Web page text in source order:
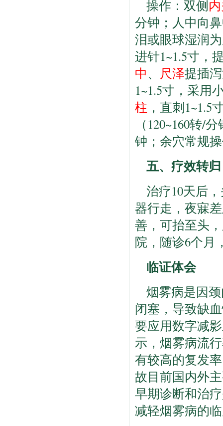
操作：双侧
分钟；人中向
泪或眼球湿润
进针1~1.5寸，
中、 尺泽提插
1~1.5寸，采用
柱 ，直刺
（120~160转/
钟；余穴常规
五、疗效转归
治疗10天后
器行走，夜寐
善，可抬至头
院，随诊6个月
临证体会
烟雾病是因
闭塞，导致缺
要应用数字减
示，烟雾病流
有较高的复发
故目前国内外
早期诊断和治
减轻烟雾病的